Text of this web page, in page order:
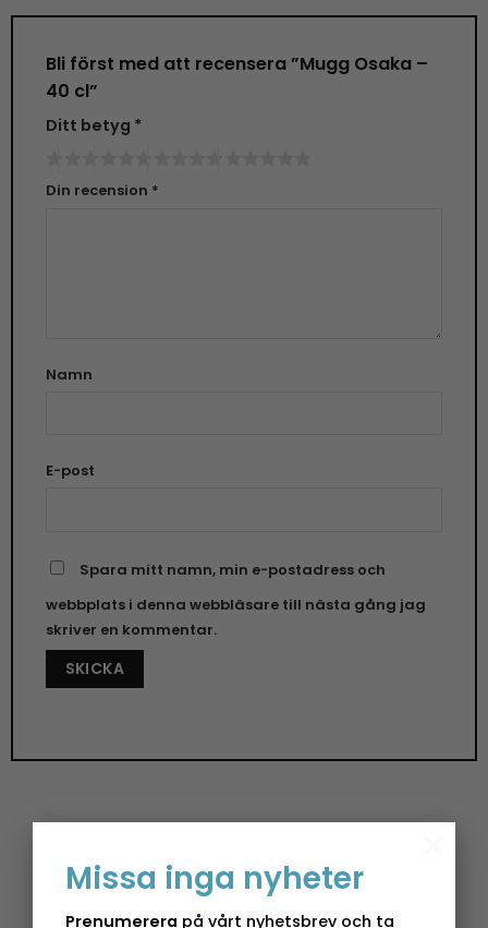
Missa inga nyheter
Prenumerera på vårt nyhetsbrev och ta
Bli först med att recensera ”Mugg Osaka –
40 cl”
Ditt betyg *
Din recension *
Namn
E-post
Spara mitt namn, min e-postadress och
webbplats i denna webbläsare till nästa gång jag
skriver en kommentar.
Mugg Osaka – 40 cl
Förbättra din dryckesupplevelse med en Mugg
från PPD, som kombinerar både funktion och